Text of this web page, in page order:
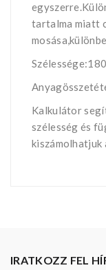
tartalma miatt
Kalkulátor
szélesség és
kiszámolhatjuk
IRATKOZZ FEL